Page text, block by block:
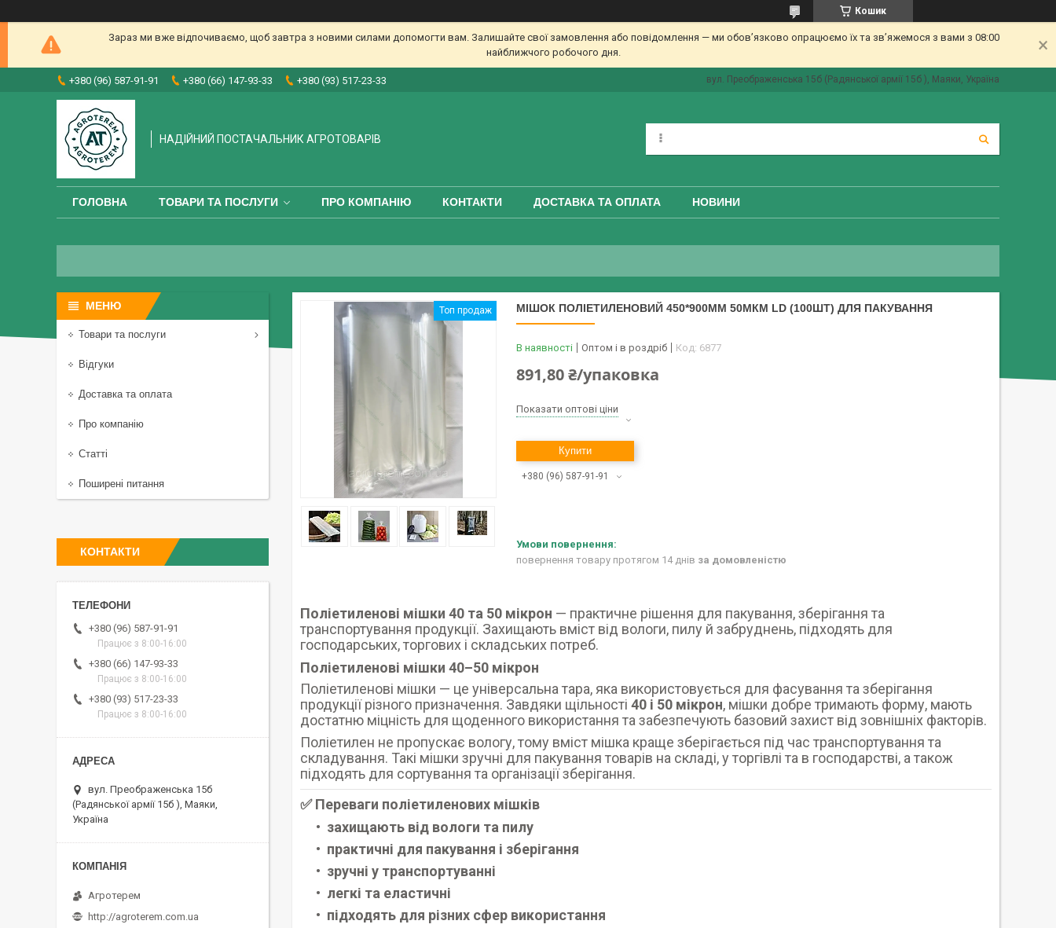
Кошик
Зараз ми вже відпочиваємо, щоб завтра з новими силами допомогти вам. Залишайте свої замовлення або повідомлення — ми обов’язково опрацюємо їх та зв’яжемося з вами з 08:00
найближчого робочого дня.
+380 (96) 587-91-91 +380 (66) 147-93-33 +380 (93) 517-23-33 вул. Преображенська 15б (Радянської армії 15б ), Маяки, Україна
НАДІЙНИЙ ПОСТАЧАЛЬНИК АГРОТОВАРІВ
ГОЛОВНА ТОВАРИ ТА ПОСЛУГИ ПРО КОМПАНІЮ КОНТАКТИ ДОСТАВКА ТА ОПЛАТА НОВИНИ
Топ продаж МІШОК ПОЛІЕТИЛЕНОВИЙ 450*900ММ 50МКМ LD (100ШТ) ДЛЯ ПАКУВАННЯ
В наявності Оптом і в роздріб Код: 6877
891,80 ₴/упаковка
Показати оптові ціни
Купити
+380 (96) 587-91-91
повернення товару протягом 14 днів за домовленістю
Поліетиленові мішки 40 та 50 мікрон — практичне рішення для пакування, зберігання та
транспортування продукції. Захищають вміст від вологи, пилу й забруднень, підходять для
господарських, торгових і складських потреб.
Поліетиленові мішки 40–50 мікрон
Поліетиленові мішки — це універсальна тара, яка використовується для фасування та зберігання
продукції різного призначення. Завдяки щільності 40 і 50 мікрон, мішки добре тримають форму, мають
достатню міцність для щоденного використання та забезпечують базовий захист від зовнішніх факторів.
Поліетилен не пропускає вологу, тому вміст мішка краще зберігається під час транспортування та
складування. Такі мішки зручні для пакування товарів на складі, у торгівлі та в господарстві, а також
підходять для сортування та організації зберігання.
✅ Переваги поліетиленових мішків
захищають від вологи та пилу
практичні для пакування і зберігання
зручні у транспортуванні
легкі та еластичні
підходять для різних сфер використання
Товари та послуги
Відгуки
Доставка та оплата
Про компанію
Статті
Поширені питання
КОНТАКТИ
+380 (96) 587-91-91
Працює з 8:00-16:00
+380 (66) 147-93-33
Працює з 8:00-16:00
+380 (93) 517-23-33
Працює з 8:00-16:00
вул. Преображенська 15б
(Радянської армії 15б ), Маяки,
Україна
Агротерем
http://agroterem.com.ua